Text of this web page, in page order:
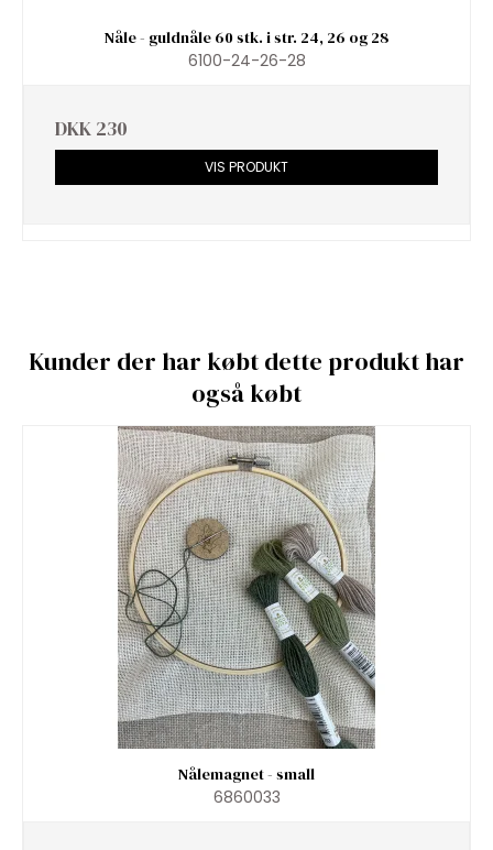
Nåle - guldnåle 60 stk. i str. 24, 26 og 28
6100-24-26-28
DKK 230
VIS PRODUKT
Kunder der har købt dette produkt har
også købt
Nålemagnet - small
6860033